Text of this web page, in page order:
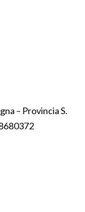
– Provincia S.